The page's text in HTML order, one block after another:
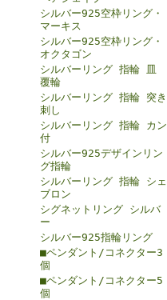
シルバー925空枠リング・
マーキス
シルバー925空枠リング・
オクタゴン
シルバーリング 指輪 皿
覆輪
シルバーリング 指輪 突き
刺し
シルバーリング 指輪 カン
付
シルバー925デザインリン
グ指輪
シルバーリング 指輪 シェ
ブロン
シグネットリング シルバ
ー
シルバー925指輪リング
■ペンダント/コネクター3
個
■ペンダント/コネクター5
個